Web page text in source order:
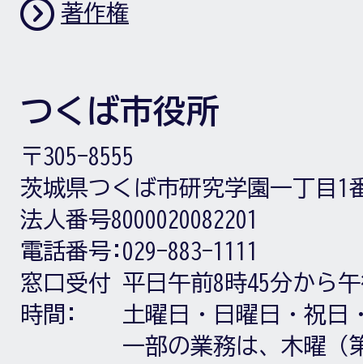
著作権
つくば市役所
〒305-8555
茨城県つくば市研究学園一丁目1
法人番号8000020082201
電話番号: 029-883-1111
窓口受付
時間:
平日午前8時45分から
土曜日・日曜日・祝日
一部の業務は、木曜（